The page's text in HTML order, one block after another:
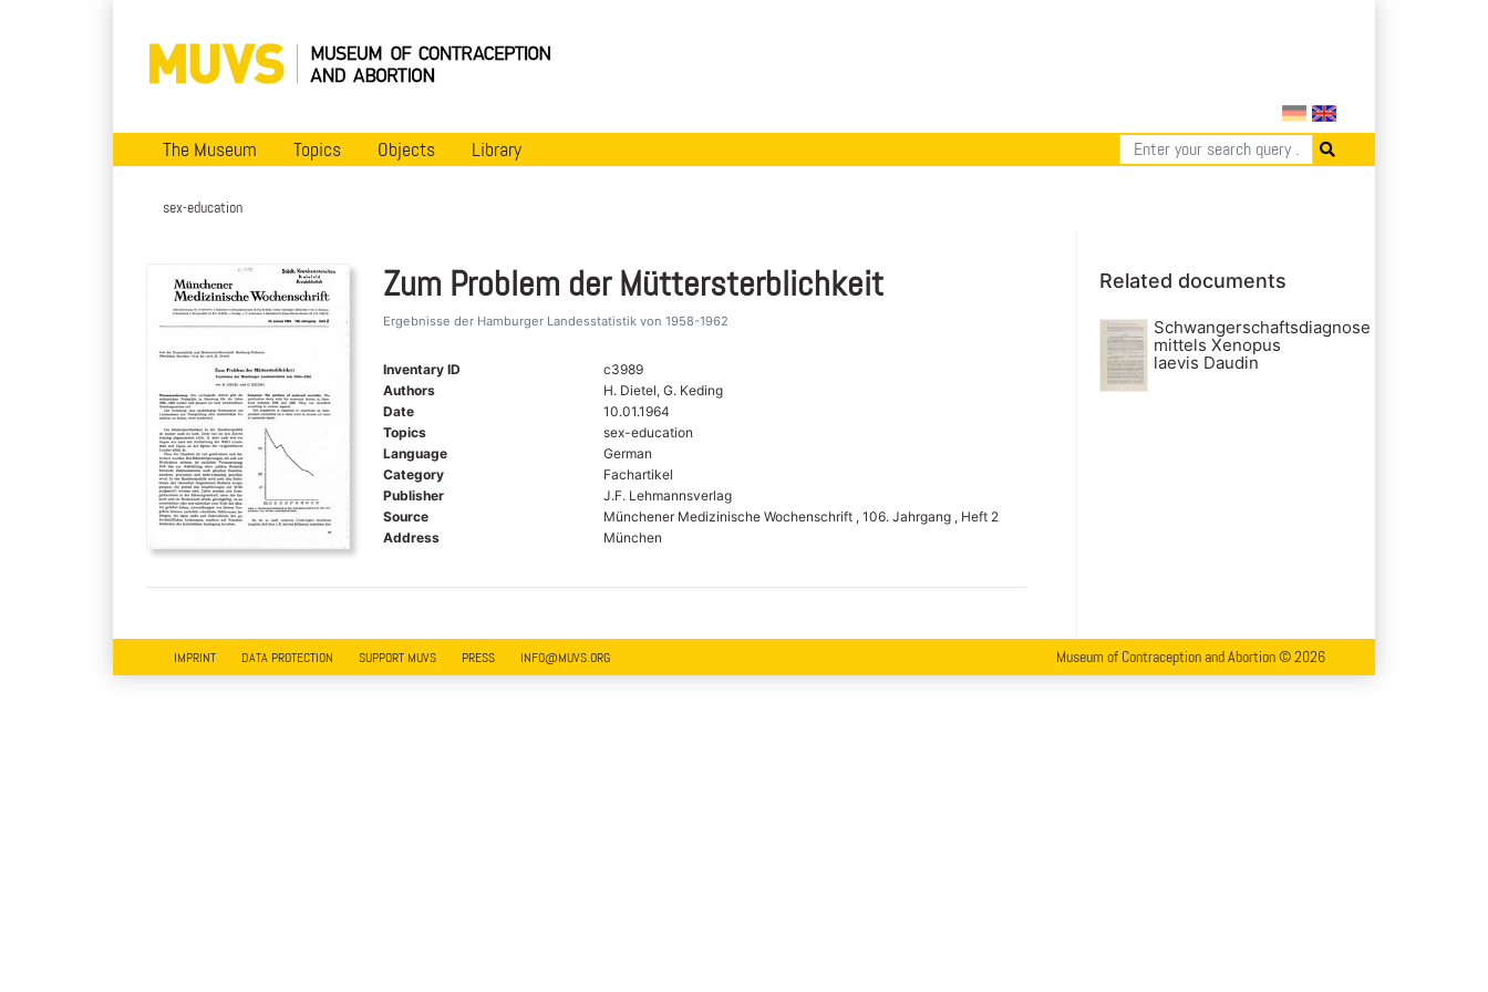
The Museum Topics Objects Library
sex-education
Zum Problem der Müttersterblichkeit
Ergebnisse der Hamburger Landesstatistik von 1958-1962
Inventary ID
c3989
Authors
H. Dietel, G. Keding
Date
10.01.1964
Topics
sex-education
Language
German
Category
Fachartikel
Publisher
J.F. Lehmannsverlag
Source
Münchener Medizinische Wochenschrift , 106. Jahrgang , Heft 2
Address
München
Related documents
Schwangerschaftsdiagnose
mittels Xenopus
laevis Daudin
IMPRINT DATA PROTECTION SUPPORT MUVS PRESS INFO@MUVS.ORG Museum of Contraception and Abortion © 2026